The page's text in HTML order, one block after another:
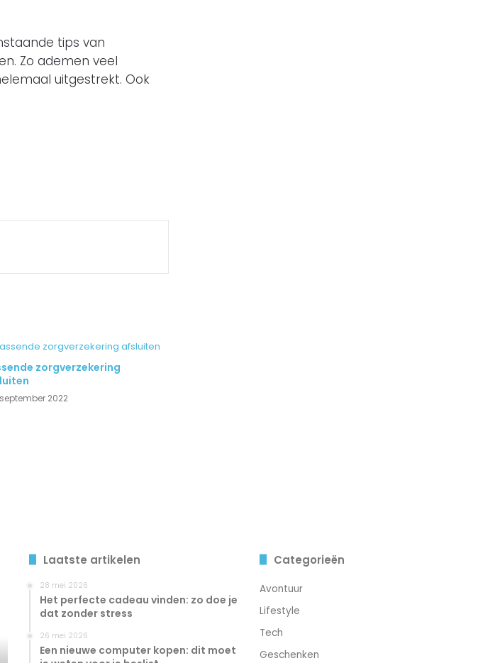
tips van
Zo ademen veel
uitgestrekt. Ook
zorgverzekering
september 2022
Laatste artikelen
28 mei 2026
Het perfecte cadeau vinden: zo doe je
dat zonder stress
26 mei 2026
Een nieuwe computer kopen: dit moet
Categorieën
Avontuur
Lifestyle
Tech
Geschenken